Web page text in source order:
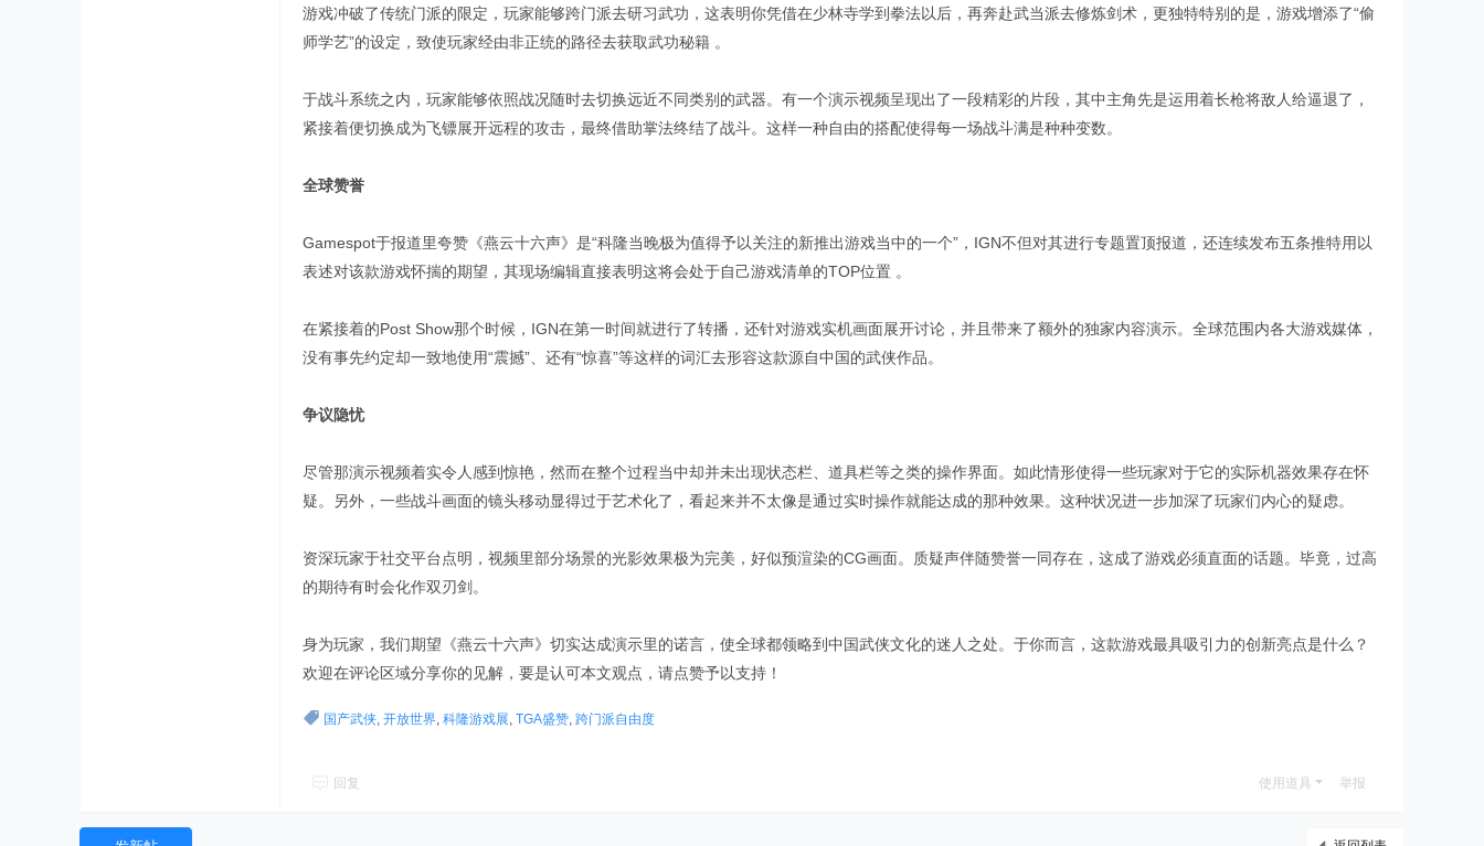
游戏冲破了传统门派的限定，玩家能够跨门派去研习武功，这表明你凭借在少林寺学到拳法以后，再奔赴武当派去修炼剑术，更独特特别的是，游戏增添了“偷
师学艺”的设定，致使玩家经由非正统的路径去获取武功秘籍 。
于战斗系统之内，玩家能够依照战况随时去切换远近不同类别的武器。有一个演示视频呈现出了一段精彩的片段，其中主角先是运用着长枪将敌人给逼退了，
紧接着便切换成为飞镖展开远程的攻击，最终借助掌法终结了战斗。这样一种自由的搭配使得每一场战斗满是种种变数。
全球赞誉
Gamespot于报道里夸赞《燕云十六声》是“科隆当晚极为值得予以关注的新推出游戏当中的一个”，IGN不但对其进行专题置顶报道，还连续发布五条推特用以
表述对该款游戏怀揣的期望，其现场编辑直接表明这将会处于自己游戏清单的TOP位置 。
在紧接着的Post Show那个时候，IGN在第一时间就进行了转播，还针对游戏实机画面展开讨论，并且带来了额外的独家内容演示。全球范围内各大游戏媒体，
没有事先约定却一致地使用“震撼”、还有“惊喜”等这样的词汇去形容这款源自中国的武侠作品。
争议隐忧
尽管那演示视频着实令人感到惊艳，然而在整个过程当中却并未出现状态栏、道具栏等之类的操作界面。如此情形使得一些玩家对于它的实际机器效果存在怀
疑。另外，一些战斗画面的镜头移动显得过于艺术化了，看起来并不太像是通过实时操作就能达成的那种效果。这种状况进一步加深了玩家们内心的疑虑。
资深玩家于社交平台点明，视频里部分场景的光影效果极为完美，好似预渲染的CG画面。质疑声伴随赞誉一同存在，这成了游戏必须直面的话题。毕竟，过高
的期待有时会化作双刃剑。
身为玩家，我们期望《燕云十六声》切实达成演示里的诺言，使全球都领略到中国武侠文化的迷人之处。于你而言，这款游戏最具吸引力的创新亮点是什么？
欢迎在评论区域分享你的见解，要是认可本文观点，请点赞予以支持！
国产武侠, 开放世界, 科隆游戏展, TGA盛赞, 跨门派自由度
回复 使用道具 举报